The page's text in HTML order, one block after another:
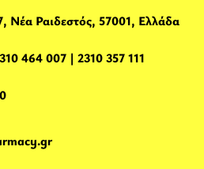
Νέα Ραιδεστός, 57001, Ελλάδα
464 007 | 2310 357 111